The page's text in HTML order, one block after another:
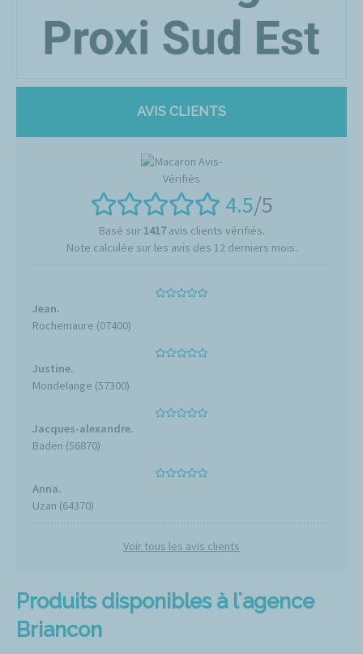
Produits disponibles à l'agence
Briancon
AVIS CLIENTS
4.5/5
Basé sur 1417avis clients vérifiés.
Note calculée sur les avis des 12 derniers mois.
Jean.
Rochemaure (07400)
Justine.
Mondelange (57300)
Jacques-alexandre.
Baden (56870)
Anna.
Uzan (64370)
Voir tous les avis clients